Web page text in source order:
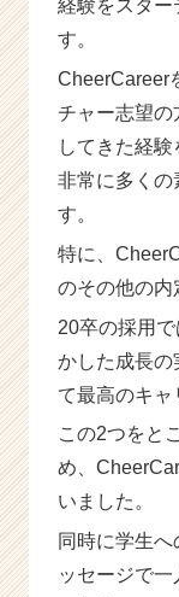
経験をスター
す。
CheerCareer
チャー志望の
してきた経
非常に多くの
す。
特に、
のその他の内
20卒の採用
かした成長の
て最高のキャ
この2つをと
め、
いました。
同時に学生
ッセージで